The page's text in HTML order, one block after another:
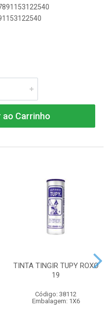
ao Carrinho
TINTA TINGIR TUPY ROXO
19
Código: 38112
Embalagem: 1X6